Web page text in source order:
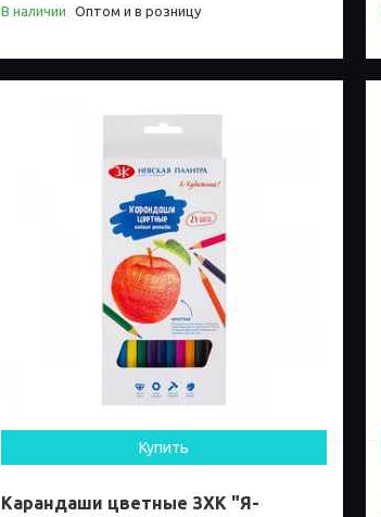
В наличии Оптом и в розницу
Купить
Карандаши цветные ЗХК "Я-